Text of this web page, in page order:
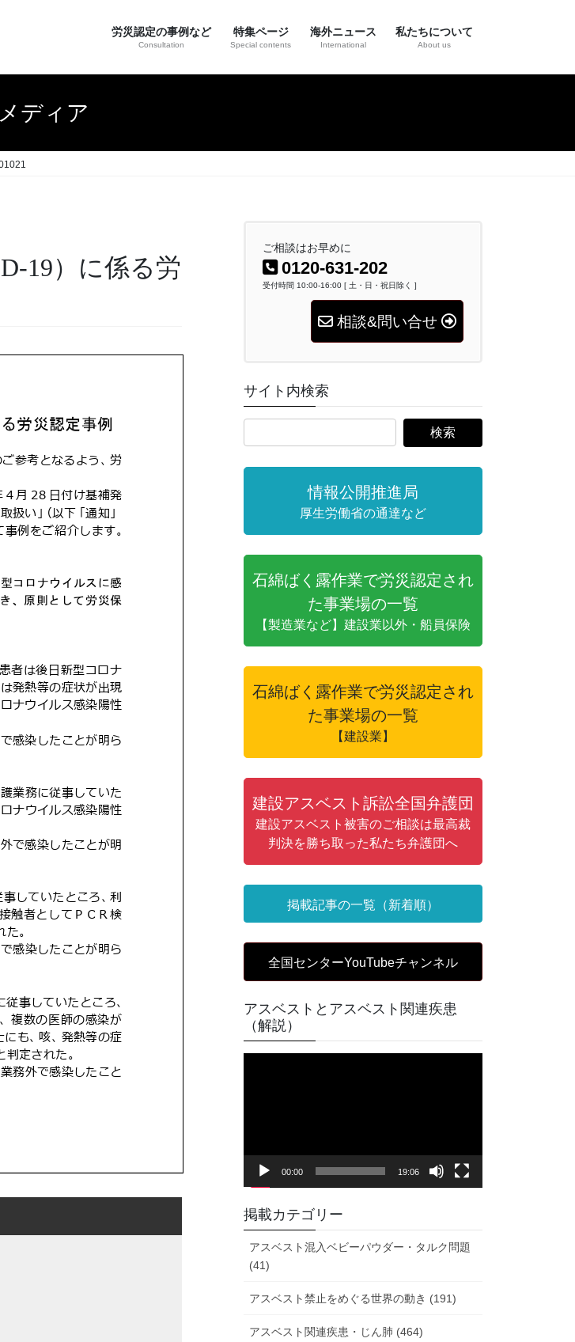
労災認定の事例など
Consultation
特集ページ
Special contents
海外ニュース
International
私たちについて
About us
メディア
19）に係る労
ご相談はお早めに
0120-631-202
受付時間 10:00-16:00 [ 土・日・祝日除く ]
相談&問い合せ
サイト内検索
情報公開推進局
厚生労働省の通達など
石綿ばく露作業で労災認定され
た事業場の一覧
【製造業など】建設業以外・船員保険
石綿ばく露作業で労災認定され
た事業場の一覧
【建設業】
建設アスベスト訴訟全国弁護団
建設アスベスト被害のご相談は最高裁
判決を勝ち取った私たち弁護団へ
掲載記事の一覧（新着順）
全国センターYouTubeチャンネル
アスベストとアスベスト関連疾患
（解説）
ヤ
00:00 19:06
掲載カテゴリー
アスベスト混入ベビーパウダー・タルク問題
(41)
アスベスト禁止をめぐる世界の動き (191)
アスベスト関連疾患・じん肺 (464)